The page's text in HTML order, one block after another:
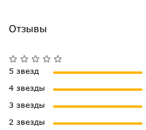
Отзывы
5 звезд
4 звезды
3 звезды
2 звезды